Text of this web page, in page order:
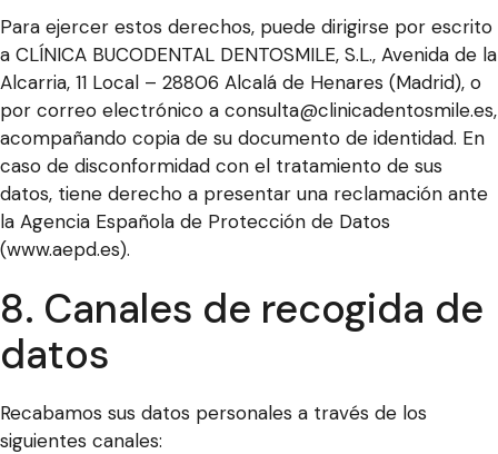
Para ejercer estos derechos, puede dirigirse por escrito
a CLÍNICA BUCODENTAL DENTOSMILE, S.L., Avenida de la
Alcarria, 11 Local – 28806 Alcalá de Henares (Madrid), o
por correo electrónico a consulta@clinicadentosmile.es,
acompañando copia de su documento de identidad. En
caso de disconformidad con el tratamiento de sus
datos, tiene derecho a presentar una reclamación ante
la Agencia Española de Protección de Datos
(www.aepd.es).
8. Canales de recogida de
datos
Recabamos sus datos personales a través de los
siguientes canales: